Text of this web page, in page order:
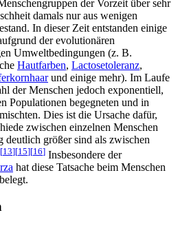
der Vorzeit über sehr
damals nur aus wenigen
In dieser Zeit entstanden einige
der evolutionären
Umweltbedingungen (z. B.
Hautfarben, Lactosetoleranz,
und einige mehr). Im Laufe
der Menschen jedoch exponentiell,
Populationen begegneten und in
Dies ist die Ursache dafür,
zwischen einzelnen Menschen
größer sind als zwischen
[13][15][16] Insbesondere der
hat diese Tatsache beim Menschen